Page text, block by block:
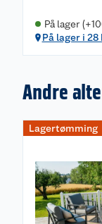
På lager
På lager i
Andre
Lagertømming